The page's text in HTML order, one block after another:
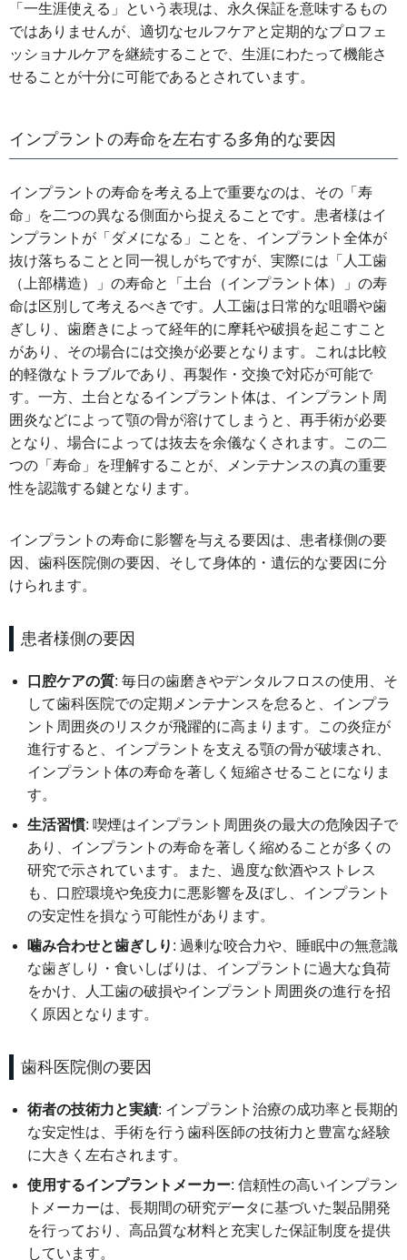
「一生涯使える」という表現は、永久保証を意味するもの
ではありませんが、適切なセルフケアと定期的なプロフェ
ッショナルケアを継続することで、生涯にわたって機能さ
せることが十分に可能であるとされています。
インプラントの寿命を左右する多角的な要因
インプラントの寿命を考える上で重要なのは、その「寿
命」を二つの異なる側面から捉えることです。患者様はイ
ンプラントが「ダメになる」ことを、インプラント全体が
抜け落ちることと同一視しがちですが、実際には「人工歯
（上部構造）」の寿命と「土台（インプラント体）」の寿
命は区別して考えるべきです。人工歯は日常的な咀嚼や歯
ぎしり、歯磨きによって経年的に摩耗や破損を起こすこと
があり、その場合には交換が必要となります。これは比較
的軽微なトラブルであり、再製作・交換で対応が可能で
す。一方、土台となるインプラント体は、インプラント周
囲炎などによって顎の骨が溶けてしまうと、再手術が必要
となり、場合によっては抜去を余儀なくされます。この二
つの「寿命」を理解することが、メンテナンスの真の重要
性を認識する鍵となります。
インプラントの寿命に影響を与える要因は、患者様側の要
因、歯科医院側の要因、そして身体的・遺伝的な要因に分
けられます。
患者様側の要因
口腔ケアの質: 毎日の歯磨きやデンタルフロスの使用、そ
して歯科医院での定期メンテナンスを怠ると、インプラ
ント周囲炎のリスクが飛躍的に高まります。この炎症が
進行すると、インプラントを支える顎の骨が破壊され、
インプラント体の寿命を著しく短縮させることになりま
す。
生活習慣: 喫煙はインプラント周囲炎の最大の危険因子で
あり、インプラントの寿命を著しく縮めることが多くの
研究で示されています。また、過度な飲酒やストレス
も、口腔環境や免疫力に悪影響を及ぼし、インプラント
の安定性を損なう可能性があります。
噛み合わせと歯ぎしり : 過剰な咬合力や、睡眠中の無意識
な歯ぎしり・食いしばりは、インプラントに過大な負荷
をかけ、人工歯の破損やインプラント周囲炎の進行を招
く原因となります。
歯科医院側の要因
術者の技術力と実績: インプラント治療の成功率と長期的
な安定性は、手術を行う歯科医師の技術力と豊富な経験
に大きく左右されます。
使用するインプラントメーカー: 信頼性の高いインプラン
トメーカーは、長期間の研究データに基づいた製品開発
を行っており、高品質な材料と充実した保証制度を提供
しています。